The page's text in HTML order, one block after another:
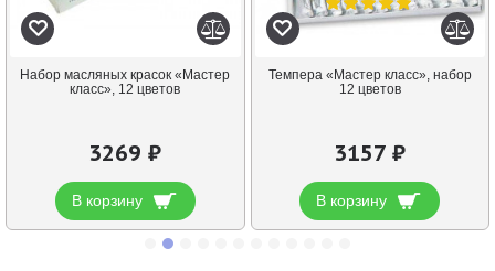
Набор масляных красок «Мастер
класс», 12 цветов
3269 ₽
В корзину
Темпера «Мастер класс», набор
12 цветов
3157 ₽
В корзину